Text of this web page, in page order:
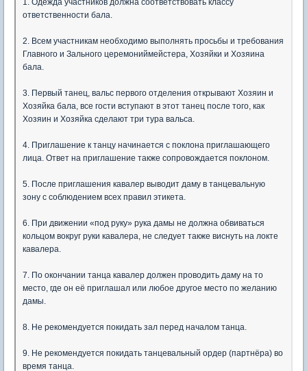
1. Одежда участников должна соответствовать классу
ответственности бала.
2. Всем участникам необходимо выполнять просьбы и требования
Главного и Зального церемониймейстера, Хозяйки и Хозяина
бала.
3. Первый танец, вальс первого отделения открывают Хозяин и
Хозяйка бала, все гости вступают в этот танец после того, как
Хозяин и Хозяйка сделают три тура вальса.
4. Приглашение к танцу начинается с поклона приглашающего
лица. Ответ на приглашение также сопровождается поклоном.
5. После приглашения кавалер выводит даму в танцевальную
зону с соблюдением всех правил этикета.
6. При движении «под руку» рука дамы не должна обвиваться
кольцом вокруг руки кавалера, не следует также виснуть на локте
кавалера.
7. По окончании танца кавалер должен проводить даму на то
место, где он её приглашал или любое другое место по желанию
дамы.
8. Не рекомендуется покидать зал перед началом танца.
9. Не рекомендуется покидать танцевальный ордер (партнёра) во
время танца.